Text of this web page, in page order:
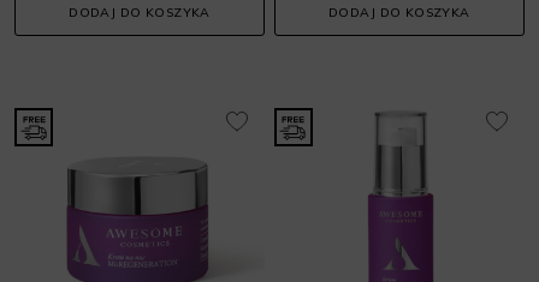
DODAJ DO KOSZYKA DODAJ DO KOSZYKA